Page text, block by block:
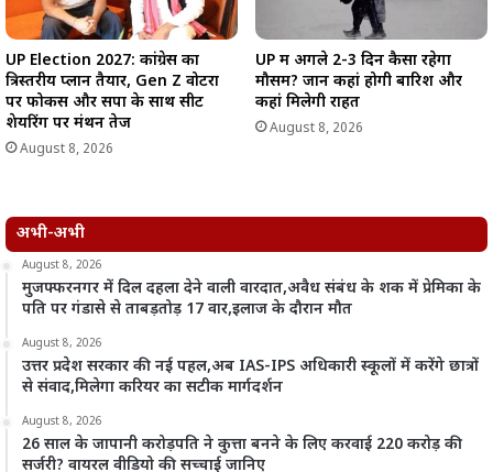
UP Election 2027: कांग्रेस का
त्रिस्तरीय प्लान तैयार, Gen Z वोटरों
पर फोकस और सपा के साथ सीट
शेयरिंग पर मंथन तेज
August 8, 2026
UP में अगले 2-3 दिन कैसा रहेगा
मौसम? जानें कहां होगी बारिश और
कहां मिलेगी राहत
August 8, 2026
अभी-अभी
August 8, 2026
मुजफ्फरनगर में दिल दहला देने वाली वारदात,अवैध संबंध के शक में प्रेमिका के
पति पर गंडासे से ताबड़तोड़ 17 वार,इलाज के दौरान मौत
August 8, 2026
उत्तर प्रदेश सरकार की नई पहल,अब IAS-IPS अधिकारी स्कूलों में करेंगे छात्रों
से संवाद,मिलेगा करियर का सटीक मार्गदर्शन
August 8, 2026
26 साल के जापानी करोड़पति ने कुत्ता बनने के लिए करवाई 220 करोड़ की
सर्जरी? वायरल वीडियो की सच्चाई जानिए